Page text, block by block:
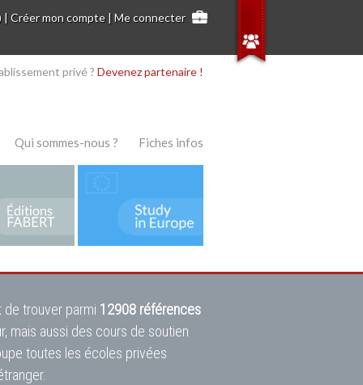
|Créer mon compte |Me connecter
privé ? Devenez partenaire !
Qui sommes-nous ? Fiches infos
trouver parmi 12908 références
mais aussi des cours de soutien
toutes les écoles privées